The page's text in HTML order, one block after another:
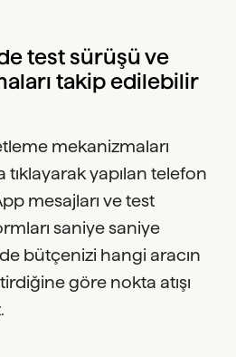
test sürüşü ve
takip edilebilir
mekanizmaları
yapılan telefon
mesajları ve test
saniye saniye
bütçenizi hangi aracın
göre nokta atışı